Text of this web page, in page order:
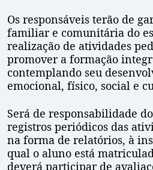
Os responsáveis terão de
familiar e comunitária do
realização de atividades
promover a formação
contemplando seu
emocional, físico, social e
Será de responsabilidade
registros periódicos das
na forma de relatórios, à
qual o aluno está
deverá participar de